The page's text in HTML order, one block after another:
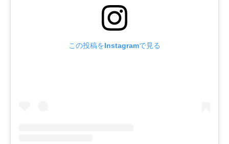
この投稿をInstagramで見る